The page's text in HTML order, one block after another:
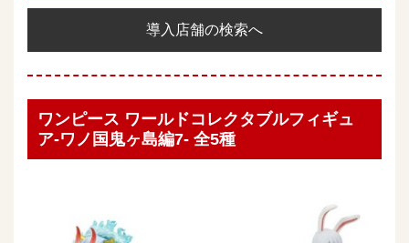
導入店舗の検索へ
ワンピース ワールドコレクタブルフィギュ
ア-ワノ国鬼ヶ島編7- 全5種